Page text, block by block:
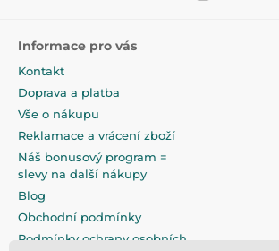
Informace pro vás
Kontakt
Doprava a platba
Vše o nákupu
Reklamace a vrácení zboží
Náš bonusový program =
slevy na další nákupy
Blog
Obchodní podmínky
Podmínky ochrany osobních